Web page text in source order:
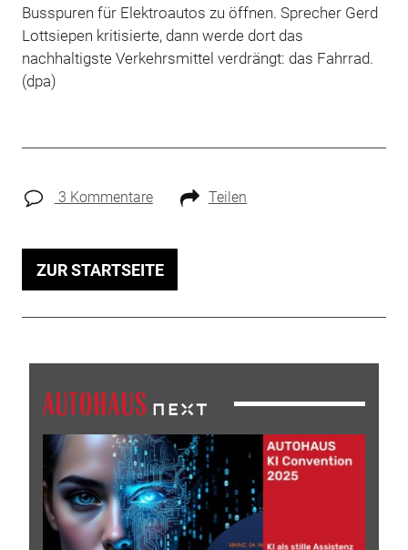
Busspuren für Elektroautos zu öffnen. Sprecher Gerd
Lottsiepen kritisierte, dann werde dort das
nachhaltigste Verkehrsmittel verdrängt: das Fahrrad.
(dpa)
3 Kommentare Teilen
ZUR STARTSEITE